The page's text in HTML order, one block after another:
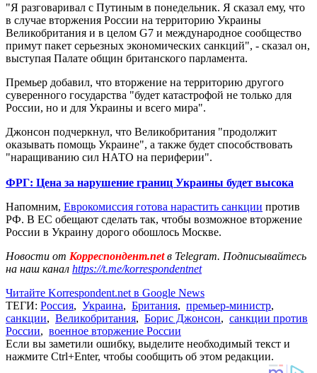
"Я разговаривал с Путиным в понедельник. Я сказал ему, что
в случае вторжения России на территорию Украины
Великобритания и в целом G7 и международное сообщество
примут пакет серьезных экономических санкций", - сказал он,
выступая Палате общин британского парламента.
Премьер добавил, что вторжение на территорию другого
суверенного государства "будет катастрофой не только для
России, но и для Украины и всего мира".
Джонсон подчеркнул, что Великобритания "продолжит
оказывать помощь Украине", а также будет способствовать
"наращиванию сил НАТО на периферии".
ФРГ: Цена за нарушение границ Украины будет высока
Напомним, Еврокомиссия готова нарастить санкции против
РФ. В ЕС обещают сделать так, чтобы возможное вторжение
России в Украину дорого обошлось Москве.
Новости от Корреспондент.netв Telegram. Подписывайтесь
на наш канал https://t.me/korrespondentnet
Читайте Korrespondent.net в Google News
ТЕГИ: Россия, Украина, Британия, премьер-министр,
санкции, Великобритания, Борис Джонсон, санкции против
России, военное вторжение России
Если вы заметили ошибку, выделите необходимый текст и
нажмите Ctrl+Enter, чтобы сообщить об этом редакции.